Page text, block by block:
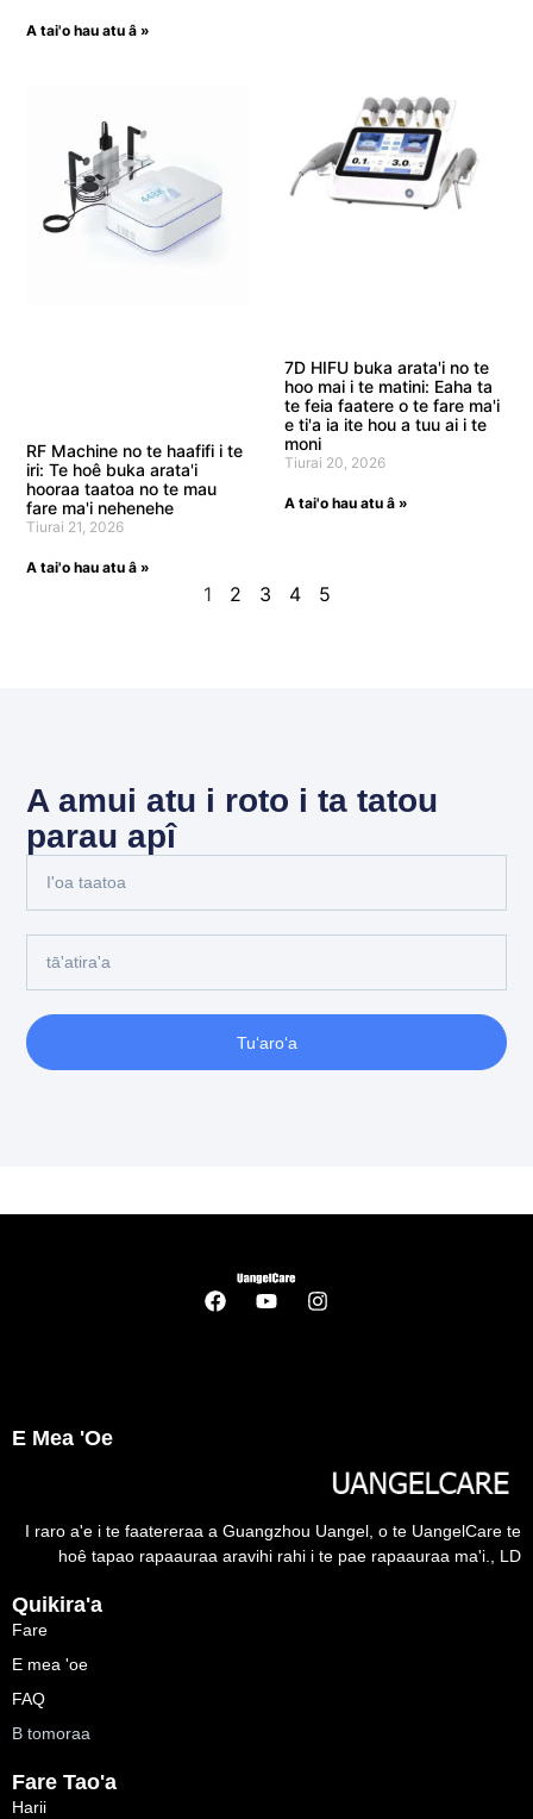
A tai'o hau atu â »
RF Machine no te haafifi i te
iri: Te hoê buka arata'i
hooraa taatoa no te mau
fare ma'i nehenehe
Tiurai 21, 2026
A tai'o hau atu â »
7D HIFU buka arata'i no te
hoo mai i te matini: Eaha ta
te feia faatere o te fare ma'i
e ti'a ia ite hou a tuu ai i te
moni
Tiurai 20, 2026
A tai'o hau atu â »
1 2 3 4 5
A amui atu i roto i ta tatou
parau apî
Tuʻaroʻa
E Mea 'oe
I raro a'e i te faatereraa a Guangzhou Uangel, o te UangelCare te
hoê tapao rapaauraa aravihi rahi i te pae rapaauraa ma'i., LD
Quikira'a
Fare
E mea 'oe
FAQ
B tomoraa
Fare Tao'a
Harii